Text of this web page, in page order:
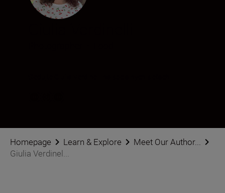
Homepage Learn & Explore
Meet Our Author...
Giulia Verdinel...